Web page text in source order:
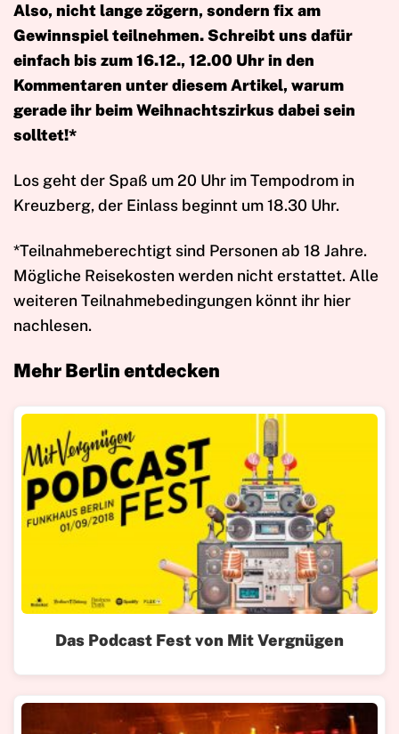
Also, nicht lange zögern, sondern fix am
Gewinnspiel teilnehmen. Schreibt uns dafür
einfach bis zum 16.12., 12.00 Uhr in den
Kommentaren unter diesem Artikel, warum
gerade ihr beim Weihnachtszirkus dabei sein
solltet!*
Los geht der Spaß um 20 Uhr im Tempodrom in
Kreuzberg, der Einlass beginnt um 18.30 Uhr.
*Teilnahmeberechtigt sind Personen ab 18 Jahre.
Mögliche Reisekosten werden nicht erstattet. Alle
weiteren Teilnahmebedingungen könnt ihr hier
nachlesen.
Mehr Berlin entdecken
Das Podcast Fest von Mit Vergnügen